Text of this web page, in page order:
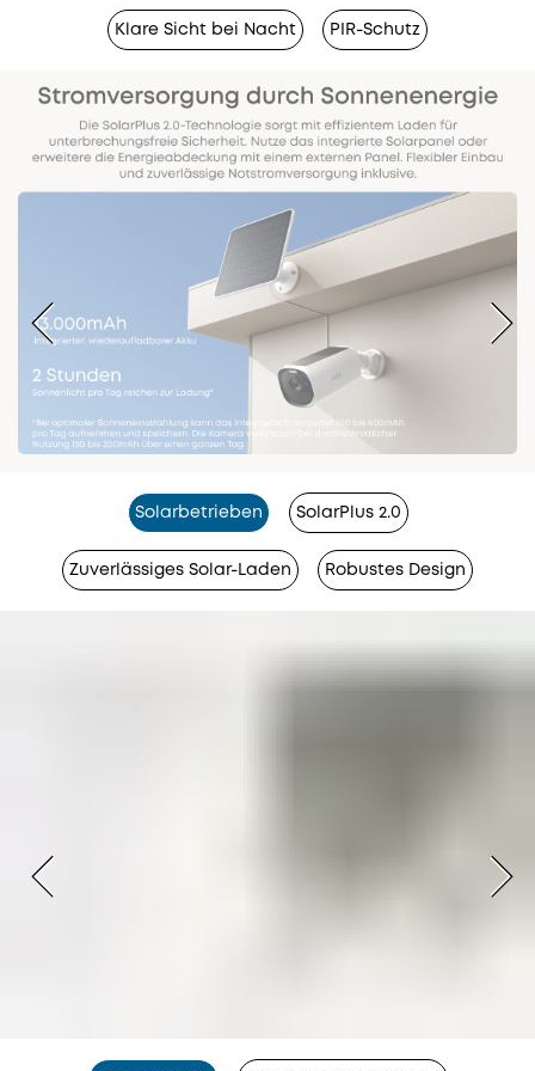
Klare Sicht bei Nacht PIR-Schutz
Solarbetrieben SolarPlus 2.0
Zuverlässiges Solar-Laden Robustes Design